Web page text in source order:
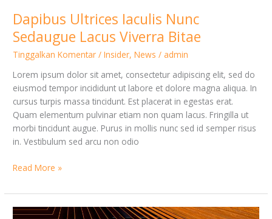
Dapibus Ultrices Iaculis Nunc
Sedaugue Lacus Viverra Bitae
Tinggalkan Komentar /Insider,News / admin
Lorem ipsum dolor sit amet, consectetur adipiscing elit, sed do
eiusmod tempor incididunt ut labore et dolore magna aliqua. In
cursus turpis massa tincidunt. Est placerat in egestas erat.
Quam elementum pulvinar etiam non quam lacus. Fringilla ut
morbi tincidunt augue. Purus in mollis nunc sed id semper risus
in. Vestibulum sed arcu non odio
Read More »
Sed